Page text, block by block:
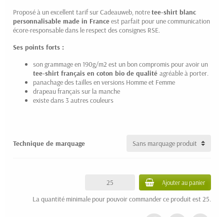
Proposé à un excellent tarif sur Cadeauweb, notretee-shirt blanc
personnalisable made in Franceest parfait pour une communication
écore-responsable dans le respect des consignes RSE.
Ses points forts :
son grammage en 190g/m2 est un bon compromis pour avoir un
tee-shirt français en coton bio de qualité agréable à porter.
panachage des tailles en versions Homme et Femme
drapeau français sur la manche
existe dans 3 autres couleurs
Technique de marquage
Ajouter au panier
La quantité minimale pour pouvoir commander ce produit est 25.